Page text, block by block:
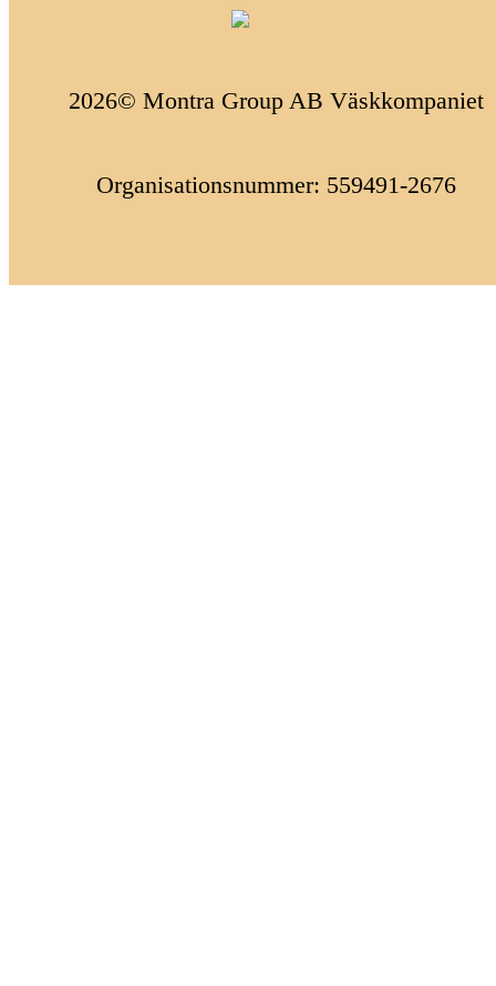
2026© Montra Group AB Väskkompaniet
Organisationsnummer: 559491-2676